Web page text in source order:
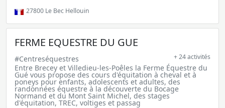
27800 Le Bec Hellouin
FERME EQUESTRE DU GUE
#Centreséquestres + 24 activités
Entre Brecey et Villedieu-les-Poêles la Ferme Équestre du
Gué vous propose des cours d'équitation à cheval et à
poneys pour enfants, adolescents et adultes, des
randonnées équestre à la découverte du Bocage
Normand et du Mont Saint Michel, des stages
d'équitation, TREC, voltiges et passag